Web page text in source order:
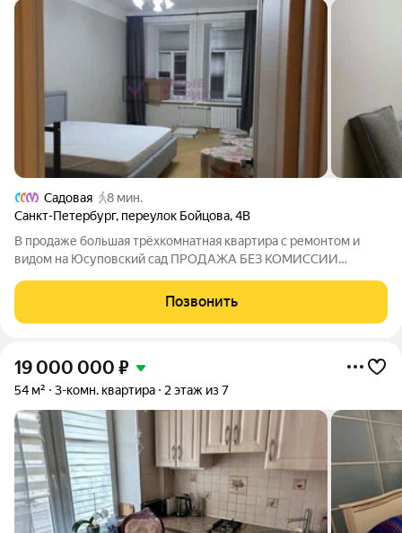
Садовая
8 мин.
Санкт-Петербург, переулок Бойцова,4В
В продаже большая трёхкомнатная квартира с ремонтом и
видом на Юсуповский сад ПРОДАЖА БЕЗ КОМИССИИ
Продажа трёхкомнатной квартиры с ремонтом и видом на
Юсуповский сад Светлая трёхкомнатная квартира с
Позвонить
19 000 000 ₽
54 м² 3-комн. квартира 2 этаж из 7